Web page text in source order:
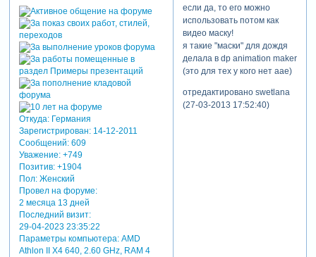
Откуда:Германия
Зарегистрирован: 14-12-2011
Сообщений:609
Уважение: +749
Позитив: +1904
Пол:Женский
Провел на форуме:
2 месяца 13 дней
Последний визит:
29-04-2023 23:35:22
Параметры компьютера:AMD
Athlon II X4 640, 2.60 GHz, RAM 4
если да, то его можно
использовать потом как
видео маску!
я такие "маски" для дождя
делала в dp animation maker
(это для тех у кого нет аае)
отредактировано swetlana
(27-03-2013 17:52:40)